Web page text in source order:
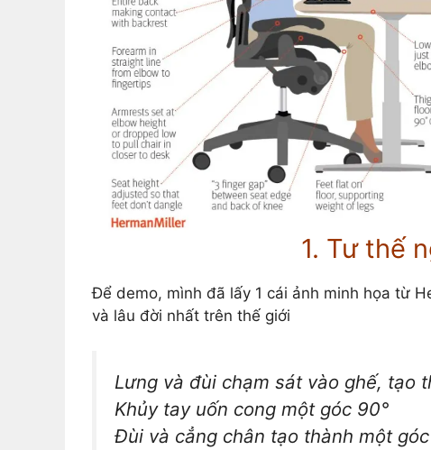
1. Tư thế
Để demo, mình đã lấy 1 cái ảnh minh họa từ
và lâu đời nhất trên thế giới
Lưng và đùi chạm sát vào ghế, tạo
Khủy tay uốn cong một góc 90°
Đùi và cẳng chân tạo thành một